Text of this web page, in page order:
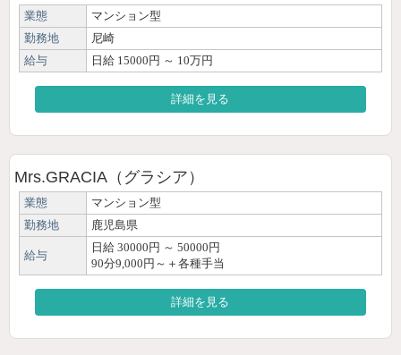
業態
マンション型
勤務地
尼崎
給与
日給 15000円 ～ 10万円
詳細を見る
Mrs.GRACIA（グラシア）
業態
マンション型
勤務地
鹿児島県
給与
日給 30000円 ～ 50000円
90分9,000円～＋各種手当
詳細を見る